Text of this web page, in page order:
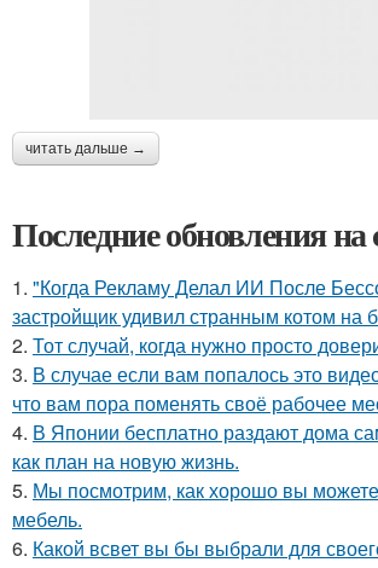
читать дальше →
Последние обновления на
1. "Когда Рекламу Делал ИИ После
застройщик удивил странным котом на
2. Тот случай, когда нужно просто
3. В случае если вам попалось это
что вам пора поменять своё рабочее
4. В Японии бесплатно раздают дома
как план на новую жизнь.
5. Мы посмотрим, как хорошо вы
мебель.
6. Какой всвет вы бы выбрали для